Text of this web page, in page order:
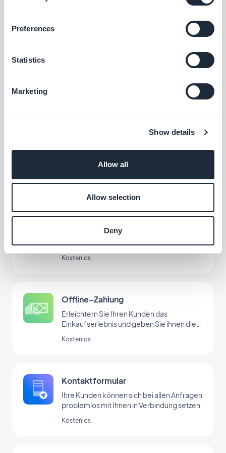
Preferences
Statistics
Marketing
Show details
Allow all
Allow selection
Deny
Lagerbestand all Ihrer Produkte an einem
Reward your customers and increase your
iDeal
Eine neue Zahlungslösung anbieten, um
den niederländischen Markt zu erobern
Kostenlos
Offline-Zahlung
Erleichtern Sie Ihren Kunden das
Einkaufserlebnis und geben Sie ihnen die
bezahlen. So erreichen Sie eine größere
Kostenlos
Kontaktformular
Ihre Kunden können sich bei allen Anfragen
problemlos mit Ihnen in Verbindung setzen
Kostenlos